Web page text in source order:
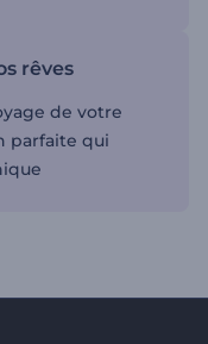
rêves
de votre
parfaite qui